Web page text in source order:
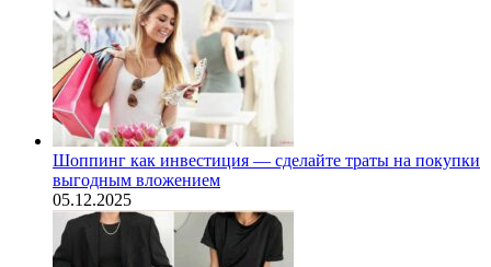
Шоппинг как инвестиция — сделайте траты на покупки
выгодным вложением
05.12.2025